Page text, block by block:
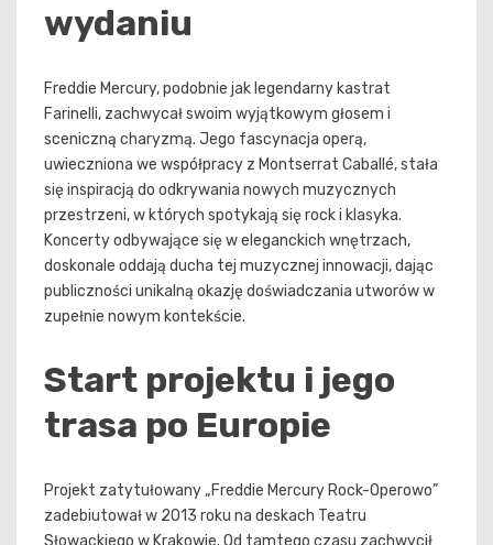
wydaniu
Freddie Mercury, podobnie jak legendarny kastrat
Farinelli, zachwycał swoim wyjątkowym głosem i
sceniczną charyzmą. Jego fascynacja operą,
uwieczniona we współpracy z Montserrat Caballé, stała
się inspiracją do odkrywania nowych muzycznych
przestrzeni, w których spotykają się rock i klasyka.
Koncerty odbywające się w eleganckich wnętrzach,
doskonale oddają ducha tej muzycznej innowacji, dając
publiczności unikalną okazję doświadczania utworów w
zupełnie nowym kontekście.
Start projektu i jego
trasa po Europie
Projekt zatytułowany „Freddie Mercury Rock-Operowo”
zadebiutował w 2013 roku na deskach Teatru
Słowackiego w Krakowie. Od tamtego czasu zachwycił